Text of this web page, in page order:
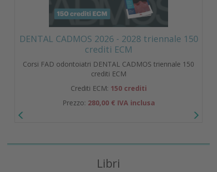
DENTAL CADMOS 2026 - 2028 triennale 150
crediti ECM
Corsi FAD odontoiatri DENTAL CADMOS triennale 150
crediti ECM
Crediti ECM: 150 crediti
Prezzo: 280,00 € IVA inclusa
Libri